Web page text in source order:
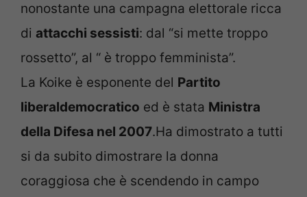
nonostante una campagna elettorale ricca
di attacchi sessisti: dal “si mette troppo
rossetto”, al “ è troppo femminista”.
La Koike è esponente del Partito
liberaldemocratico ed è stata Ministra
della Difesa nel 2007.Ha dimostrato a tutti
si da subito dimostrare la donna
coraggiosa che è scendendo in campo